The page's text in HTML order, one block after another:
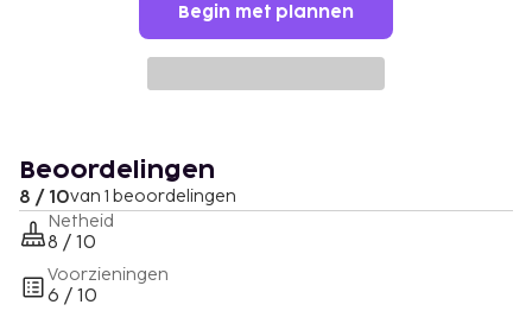
Begin met plannen
Beoordelingen
8 / 10van 1 beoordelingen
Netheid
8 / 10
Voorzieningen
6 / 10